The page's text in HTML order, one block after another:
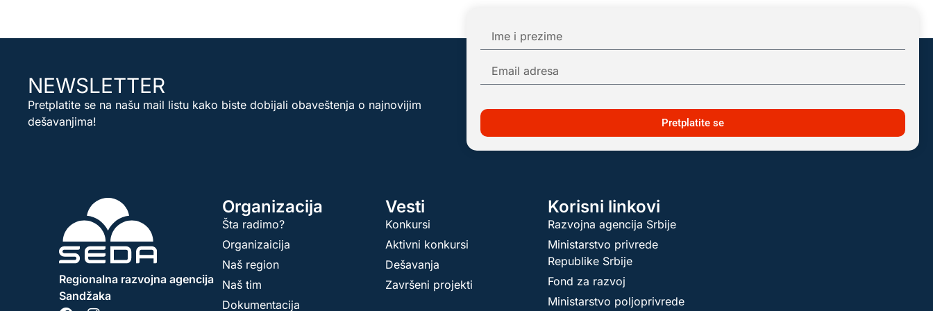
NEWSLETTER
Pretplatite se na našu mail listu kako biste dobijali obaveštenja o najnovijim
dešavanjima!
Pretplatite se
Regionalna razvojna agencija
Sandžaka
Organizacija
Šta radimo?
Organizaicija
Naš region
Naš tim
Dokumentacija
Vesti
Konkursi
Aktivni konkursi
Dešavanja
Završeni projekti
Korisni linkovi
Razvojna agencija Srbije
Ministarstvo privrede
Republike Srbije
Fond za razvoj
Ministarstvo poljoprivrede